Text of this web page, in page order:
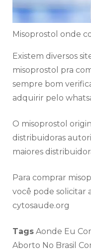
Misoprostol onde
Existem diversos
misoprostol pra
sempre bom
adquirir pelo
O misoprostol
distribuidoras
maiores
Para comprar
você pode solicitar
cytosaude.org
Tags Aonde Eu
Aborto No Brasil